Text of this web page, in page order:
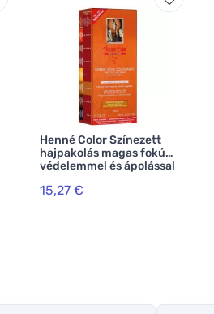
Henné Color Színezett
hajpakolás magas fokú
védelemmel és ápolással
Premium Végétal 100ml
Gesztenyefa
15,27 €